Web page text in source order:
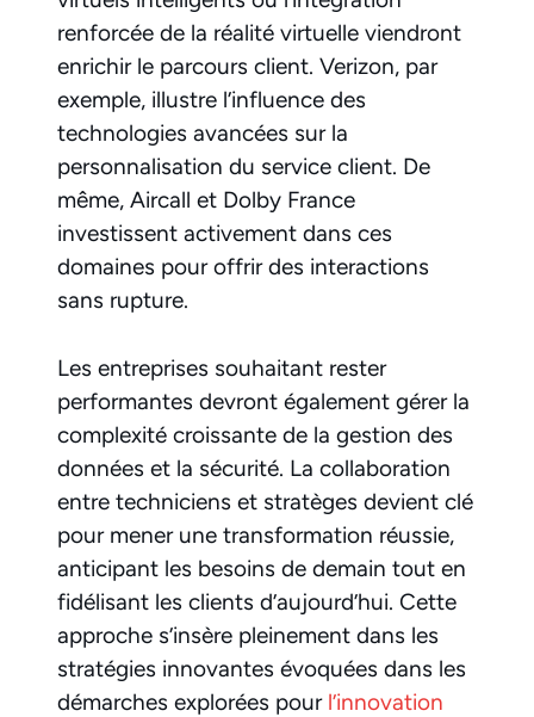
renforcée de la réalité virtuelle viendront
enrichir le parcours client. Verizon, par
exemple, illustre l’influence des
technologies avancées sur la
personnalisation du service client. De
même, Aircall et Dolby France
investissent activement dans ces
domaines pour offrir des interactions
sans rupture.
Les entreprises souhaitant rester
performantes devront également gérer la
complexité croissante de la gestion des
données et la sécurité. La collaboration
entre techniciens et stratèges devient clé
pour mener une transformation réussie,
anticipant les besoins de demain tout en
fidélisant les clients d’aujourd’hui. Cette
approche s’insère pleinement dans les
stratégies innovantes évoquées dans les
démarches explorées pour l’innovation